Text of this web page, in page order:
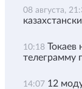
08 августа,
10:18 Токаев
телеграмму
14:07 12